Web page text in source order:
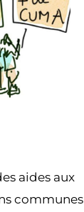
aides aux
communes